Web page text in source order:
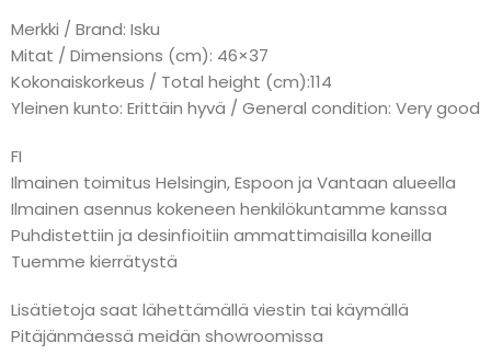
Merkki / Brand: Isku
Mitat / Dimensions (cm): 46×37
Kokonaiskorkeus / Total height (cm):114
Yleinen kunto: Erittäin hyvä / General condition: Very good
FI
Ilmainen toimitus Helsingin, Espoon ja Vantaan alueella
Ilmainen asennus kokeneen henkilökuntamme kanssa
Puhdistettiin ja desinfioitiin ammattimaisilla koneilla
Tuemme kierrätystä
Lisätietoja saat lähettämällä viestin tai käymällä
Pitäjänmäessä meidän showroomissa